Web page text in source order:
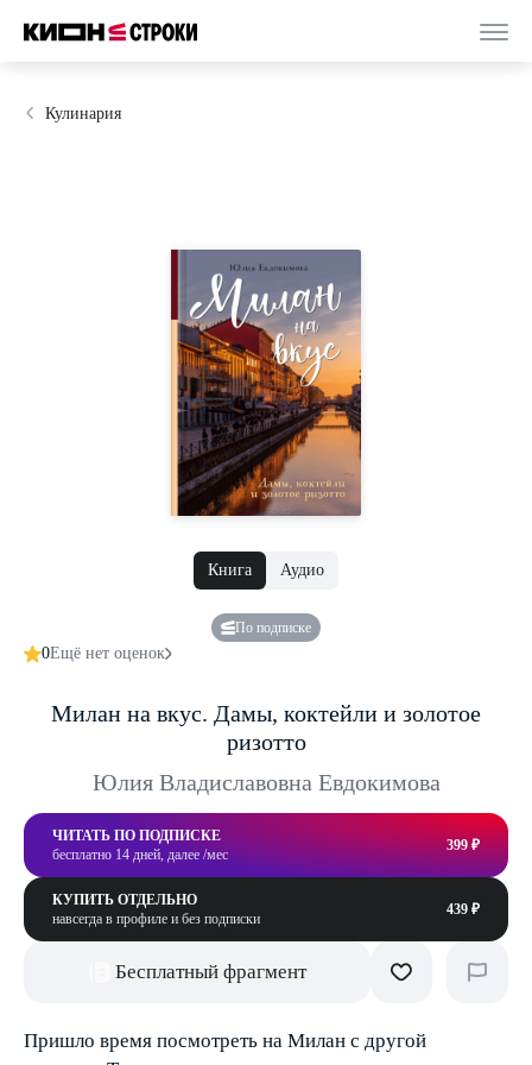
Кулинария
Книга Аудио
По подписке
0Ещё нет оценок
Милан на вкус. Дамы, коктейли и золотое
ризотто
Юлия Владиславовна Евдокимова
ЧИТАТЬ ПО ПОДПИСКЕ
бесплатно 14 дней, далее /мес
399 ₽
КУПИТЬ ОТДЕЛЬНО
навсегда в профиле и без подписки
439 ₽
Бесплатный фрагмент
Пришло время посмотреть на Милан с другой